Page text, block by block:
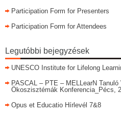
Participation Form for Presenters
Participation Form for Attendees
Legutóbbi bejegyzések
UNESCO Institute for Lifelong
PASCAL – PTE – MELLearN
Ökoszisztémák Konferencia_Pécs,
Opus et Educatio Hírlevél 7&8